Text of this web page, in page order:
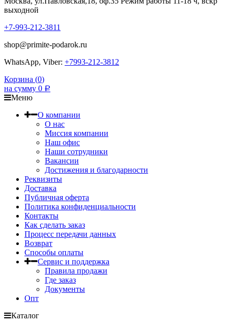
выходной
+7-993-212-3811
shop@primite-podarok.ru
WhatsApp, Viber: +7993-212-3812
Корзина (0)
на сумму 0 Р
Меню
О компании
О нас
Миссия компании
Наш офис
Наши сотрудники
Вакансии
Достижения и благодарности
Реквизиты
Доставка
Публичная оферта
Политика конфиденциальности
Контакты
Как сделать заказ
Процесс передачи данных
Возврат
Способы оплаты
Сервис и поддержка
Правила продажи
Где заказ
Документы
Опт
Каталог